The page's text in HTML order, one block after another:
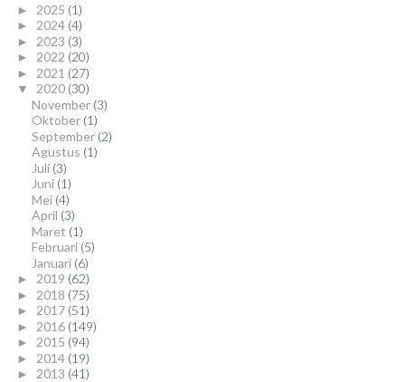
► 2025 (1)
► 2024 (4)
► 2023 (3)
► 2022 (20)
► 2021 (27)
▼ 2020 (30)
November (3)
Oktober (1)
September (2)
Agustus (1)
Juli (3)
Juni (1)
Mei (4)
April (3)
Maret (1)
Februari (5)
Januari (6)
► 2019 (62)
► 2018 (75)
► 2017 (51)
► 2016 (149)
► 2015 (94)
► 2014 (19)
► 2013 (41)